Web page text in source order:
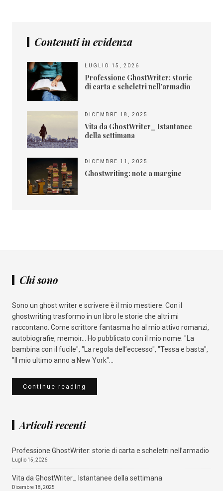
Amazon
Contenuti in evidenza
LUGLIO 15, 2026
Professione GhostWriter: storie
di carta e scheletri nell’armadio
DICEMBRE 18, 2025
Vita da GhostWriter_ Istantanee
della settimana
DICEMBRE 11, 2025
Ghostwriting: note a margine
Chi sono
Sono un ghost writer e scrivere è il mio mestiere. Con il
ghostwriting trasformo in un libro le storie che altri mi
raccontano. Come scrittore fantasma ho al mio attivo romanzi,
autobiografie, memoir... Ho pubblicato con il mio nome: "La
bambina con il fucile", "La regola dell’eccesso", "Tessa e basta",
"Il mio ultimo anno a New York"...
Continue reading
Articoli recenti
Professione GhostWriter: storie di carta e scheletri nell’armadio
Luglio 15, 2026
Vita da GhostWriter_ Istantanee della settimana
Dicembre 18, 2025